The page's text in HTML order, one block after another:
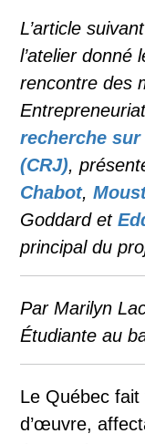
L’article
l’atelier donné
rencontre des
recherche
(CRJ),
Chabot,
Goddard et
principal du
Par Marilyn
Étudiante au
Le Québec
d’œuvre,